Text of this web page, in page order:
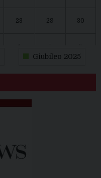
28 29 30
Giubileo 2025